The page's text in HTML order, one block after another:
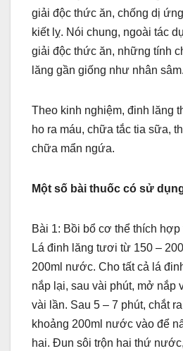
giải độc thức ăn, chống dị
kiết lỵ. Nói chung, ngoài tác
giải độc thức ăn, những tính
lăng gần giống như nhân sâm.
Theo kinh nghiệm, đinh lăng
ho ra máu, chữa tắc tia sữa,
chữa mẩn ngứa.
Một số bài thuốc có sử
Bài 1: Bồi bổ cơ thể thích
Lá đinh lăng tươi từ 150 –
200ml nước. Cho tất cả lá
nắp lại, sau vài phút, mở nắp
vài lần. Sau 5 – 7 phút, chắt
khoảng 200ml nước vào để
hai. Đun sôi trộn hai thứ